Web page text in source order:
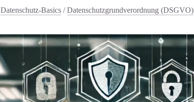
Datenschutz-Basics /Datenschutzgrundverordnung (DSGVO)